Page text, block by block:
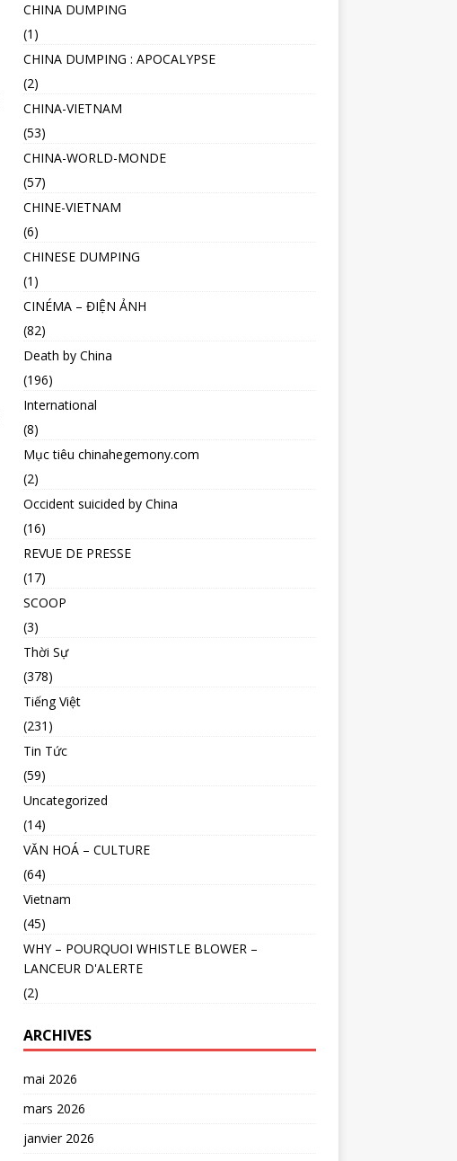
CHINA DUMPING
(1)
CHINA DUMPING : APOCALYPSE
(2)
CHINA-VIETNAM
(53)
CHINA-WORLD-MONDE
(57)
CHINE-VIETNAM
(6)
CHINESE DUMPING
(1)
CINÉMA – ĐIỆN ẢNH
(82)
Death by China
(196)
International
(8)
Mục tiêu chinahegemony.com
(2)
Occident suicided by China
(16)
REVUE DE PRESSE
(17)
SCOOP
(3)
Thời Sự
(378)
Tiếng Việt
(231)
Tin Tức
(59)
Uncategorized
(14)
VĂN HOÁ – CULTURE
(64)
Vietnam
(45)
WHY – POURQUOI WHISTLE BLOWER –
LANCEUR D'ALERTE
(2)
ARCHIVES
mai 2026
mars 2026
janvier 2026